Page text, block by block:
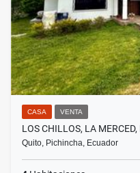
CASA VENTA
LOS CHILLOS, LA
Quito, Pichincha, Ecuador